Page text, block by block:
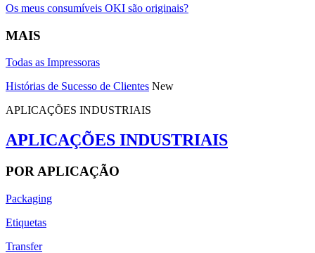
Os meus consumíveis OKI são originais?
MAIS
Todas as Impressoras
Histórias de Sucesso de Clientes New
APLICAÇÕES INDUSTRIAIS
APLICAÇÕES INDUSTRIAIS
POR APLICAÇÃO
Packaging
Etiquetas
Transfer